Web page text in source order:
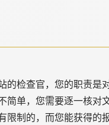
的检查官，您的职责是
简单，您需要逐一核对
限制的，而您能获得的